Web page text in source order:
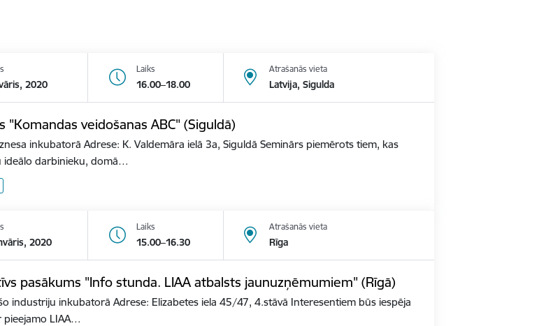
2020
Laiks
16.00–18.00
Atrašanās vieta
Latvija, Sigulda
"Komandas veidošanas ABC" (Siguldā)
inkubatorā Adrese: K. Valdemāra ielā 3a, Siguldā Seminārs piemērots tiem, kas
ideālo darbinieku, domā…
2020
Laiks
15.00–16.30
Atrašanās vieta
Rīga
pasākums "Info stunda. LIAA atbalsts jaunuzņēmumiem" (Rīgā)
industriju inkubatorā Adrese: Elizabetes iela 45/47, 4.stāvā Interesentiem būs iespēja
pieejamo LIAA…